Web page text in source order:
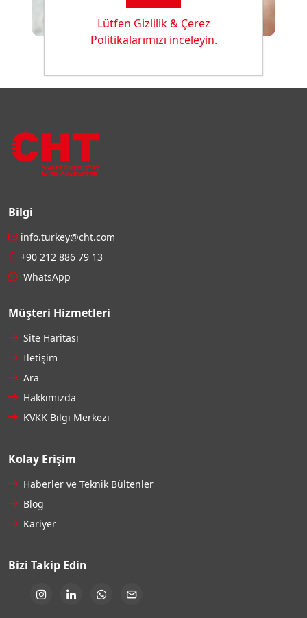
Bilgi
info.turkey@cht.com
+90 212 886 79 13
WhatsApp
Müşteri Hizmetleri
Site Haritası
İletişim
Ara
Hakkımızda
KVKK Bilgi Merkezi
Kolay Erişim
Haberler ve Teknik Bültenler
Blog
Kariyer
Bizi Takip Edin
Lütfen Gizlilik & Çerez
Politikalarımızı inceleyin.